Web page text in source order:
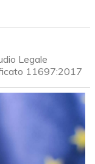
Legale
11697:2017